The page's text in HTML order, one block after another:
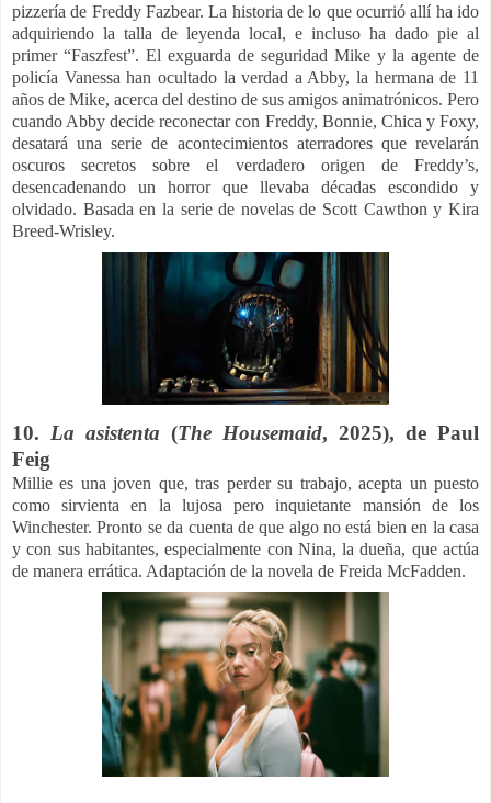
pizzería de Freddy Fazbear. La historia de lo que ocurrió allí ha ido
adquiriendo la talla de leyenda local, e incluso ha dado pie al
primer “Faszfest”. El exguarda de seguridad Mike y la agente de
policía Vanessa han ocultado la verdad a Abby, la hermana de 11
años de Mike, acerca del destino de sus amigos animatrónicos. Pero
cuando Abby decide reconectar con Freddy, Bonnie, Chica y Foxy,
desatará una serie de acontecimientos aterradores que revelarán
oscuros secretos sobre el verdadero origen de Freddy’s,
desencadenando un horror que llevaba décadas escondido y
olvidado. Basada en la serie de novelas de Scott Cawthon y Kira
Breed-Wrisley.
10. La asistenta (The Housemaid, 2025), de Paul
Feig
Millie es una joven que, tras perder su trabajo, acepta un puesto
como sirvienta en la lujosa pero inquietante mansión de los
Winchester. Pronto se da cuenta de que algo no está bien en la casa
y con sus habitantes, especialmente con Nina, la dueña, que actúa
de manera errática. Adaptación de la novela de Freida McFadden.